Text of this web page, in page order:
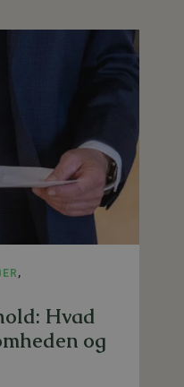
,
Hvad
og